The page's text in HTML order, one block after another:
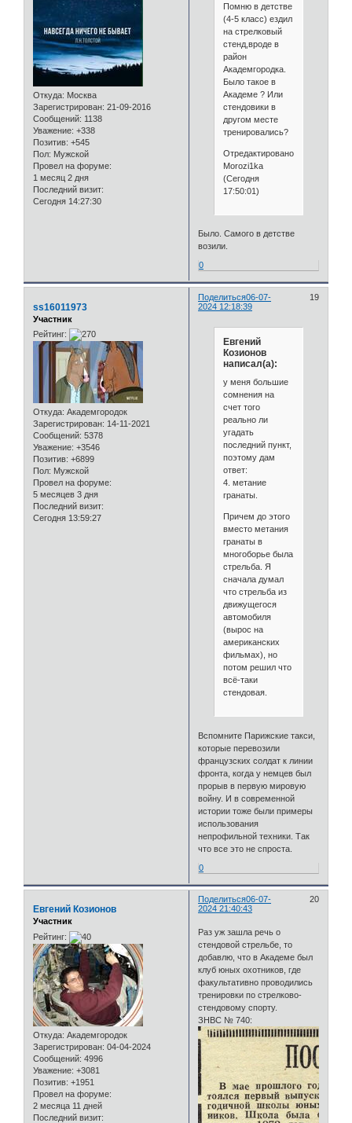
Откуда: Москва
Зарегистрирован: 21-09-2016
Сообщений: 1138
Уважение: +338
Позитив: +545
Пол: Мужской
Провел на форуме:
1 месяц 2 дня
Последний визит:
Сегодня 14:27:30
Помню в детстве
(4-5 класс) ездил
на стрелковый
стенд,вроде в
район
Академгородка.
Было такое в
Академе ? Или
стендовики в
другом месте
тренировались?
Отредактировано
Morozi1ka
(Сегодня
17:50:01)
Было. Самого в детстве
возили.
0
Поделиться 19
06-07-
2024 12:18:39
ss16011973
Участник
Рейтинг:
Откуда: Академгородок
Зарегистрирован: 14-11-2021
Сообщений: 5378
Уважение: +3546
Позитив: +6899
Пол: Мужской
Провел на форуме:
5 месяцев 3 дня
Последний визит:
Сегодня 13:59:27
Евгений
Козионов
написал(а):
у меня большие
сомнения на
счет того
реально ли
угадать
последний пункт,
поэтому дам
ответ:
4. метание
гранаты.
Причем до этого
вместо метания
гранаты в
многоборье была
стрельба. Я
сначала думал
что стрельба из
движущегося
автомобиля
(вырос на
американских
фильмах), но
потом решил что
всё-таки
стендовая.
Вспомните Парижские такси,
которые перевозили
французских солдат к линии
фронта, когда у немцев был
прорыв в первую мировую
войну. И в современной
истории тоже были примеры
использования
непрофильной техники. Так
что все это не спроста.
0
Поделиться 20
06-07-
2024 21:40:43
Евгений Козионов
Участник
Рейтинг:
Откуда: Академгородок
Зарегистрирован: 04-04-2024
Сообщений: 4996
Уважение: +3081
Позитив: +1951
Провел на форуме:
2 месяца 11 дней
Последний визит:
Раз уж зашла речь о
стендовой стрельбе, то
добавлю, что в Академе был
клуб юных охотников, где
факультативно проводились
тренировки по стрелково-
стендовому спорту.
ЗНВС № 740: